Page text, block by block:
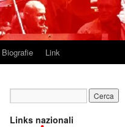
Biografie Link
Links nazionali